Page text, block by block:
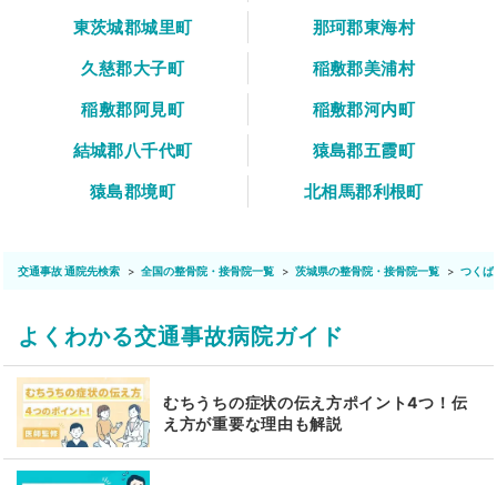
東茨城郡城里町
那珂郡東海村
久慈郡大子町
稲敷郡美浦村
稲敷郡阿見町
稲敷郡河内町
結城郡八千代町
猿島郡五霞町
猿島郡境町
北相馬郡利根町
交通事故 通院先検索 全国の整骨院・接骨院一覧 茨城県の整骨院・接骨院一覧 つくば
よくわかる交通事故病院ガイド
むちうちの症状の伝え方ポイント4つ！伝
え方が重要な理由も解説